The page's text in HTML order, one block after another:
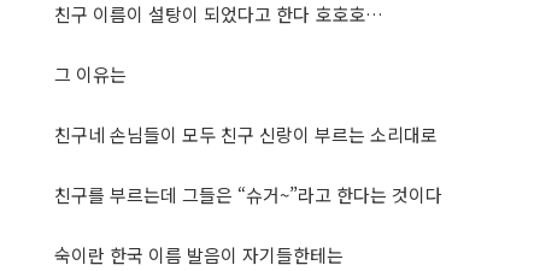
친구 이름이 설탕이 되었다고 한다 호호호…
그 이유는
친구네 손님들이 모두 친구 신랑이 부르는 소리대로
친구를 부르는데 그들은 “슈거~”라고 한다는 것이다
숙이란 한국 이름 발음이 자기들한테는